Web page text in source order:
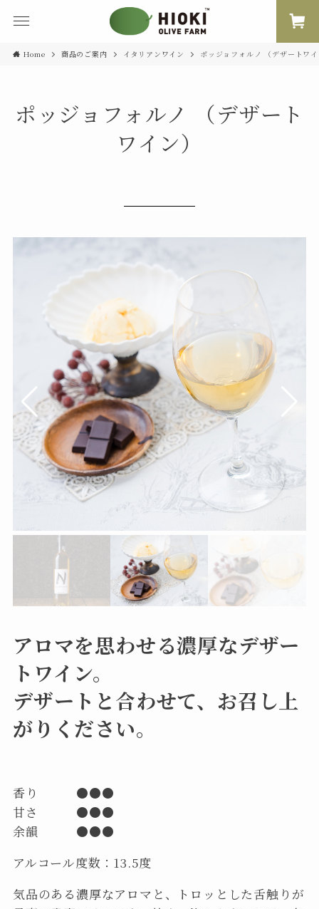
Home 商品のご案内 イタリアンワイン ポッジョフォルノ （デザートワ
ポッジョフォルノ （デザート
ワイン）
アロマを思わせる濃厚なデザー
トワイン。
デザートと合わせて、お召し上
がりください。
香り ●●●
甘さ ●●●
余韻 ●●●
アルコール度数：13.5度
気品のある濃厚なアロマと、トロッとした舌触りが